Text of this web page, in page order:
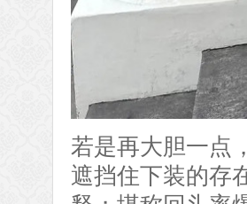
若是再大胆一点
遮挡住下装的存